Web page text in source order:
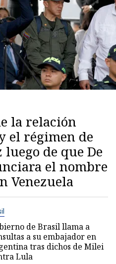
la relación
el régimen de
de que De
el nombre
Venezuela
de Brasil llama a
a su embajador en
tras dichos de Milei
Lula